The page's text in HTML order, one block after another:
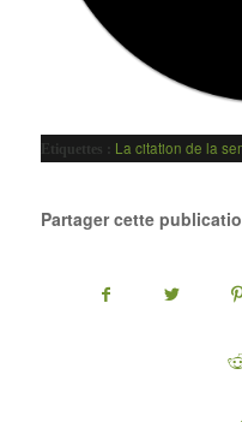
Etiquettes : La citation de la
Partager cette